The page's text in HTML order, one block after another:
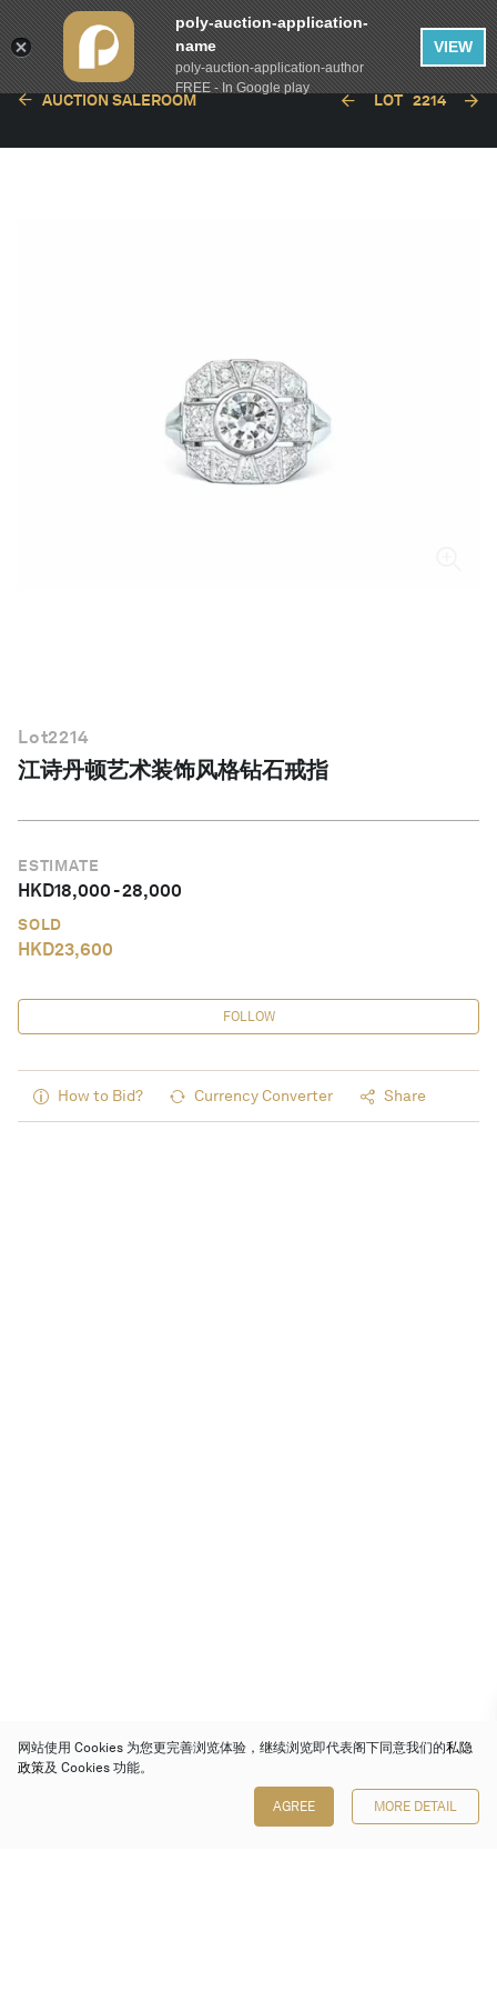
AUCTION SALEROOM LOT 2214
Lot2214
江诗丹顿艺术装饰风格钻石戒指
ESTIMATE
HKD18,000-28,000
SOLD
HKD23,600
FOLLOW
How to Bid? Currency Converter Share
网站使用 Cookies 为您更完善浏览体验，继续浏览即代表阁下同意我们的私隐
政策及 Cookies 功能。
AGREE MORE DETAIL
poly-auction-application-
name
poly-auction-application-author
FREE - In Google play
VIEW